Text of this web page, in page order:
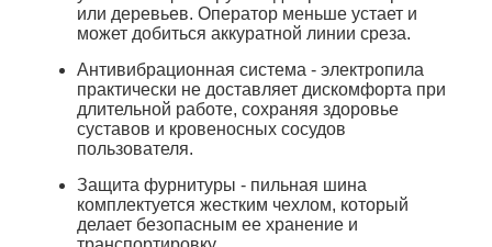
или деревьев. Оператор меньше устает и
может добиться аккуратной линии среза.
Антивибрационная система - электропила
практически не доставляет дискомфорта при
длительной работе, сохраняя здоровье
суставов и кровеносных сосудов
пользователя.
Защита фурнитуры - пильная шина
комплектуется жестким чехлом, который
делает безопасным ее хранение и